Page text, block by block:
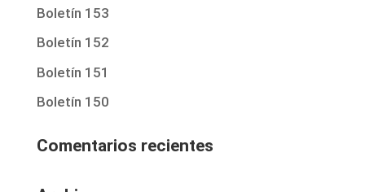
Boletín 153
Boletín 152
Boletín 151
Boletín 150
Comentarios recientes